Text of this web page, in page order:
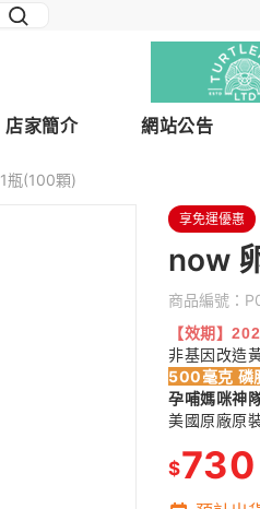
店家簡介 網站公告
瓶(100顆)
享免運優惠
now
商品編號：
【效期】
非基因改造
500毫克 磷
孕哺媽咪神
美國原廠原
$730